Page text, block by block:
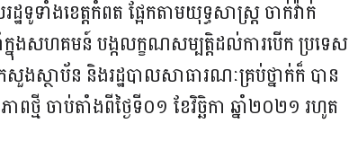
ឋទូទាំងខេត្តកំពត ផ្អែកតាមយុទ្ធសាស្ត្រ ចាក់វ៉ាក់
ក្នុងសហគមន៍ បង្កលក្ខណសម្បត្តិដល់ការបើក ប្រទេស
ថាប័ន និងរដ្ឋបាលសាធារណៈគ្រប់ថ្នាក់ក៏ បាន
ពថ្មី ចាប់តាំងពីថ្ងៃទី០១ ខែវិច្ឆិកា ឆ្នាំ២០២១ រហូត